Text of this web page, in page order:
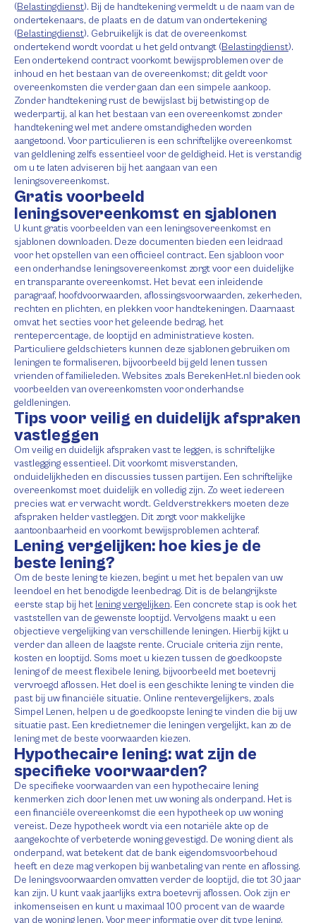
(Belastingdienst). Bij de handtekening vermeldt u de naam van de
ondertekenaars, de plaats en de datum van ondertekening
(Belastingdienst). Gebruikelijk is dat de overeenkomst
ondertekend wordt voordat u het geld ontvangt (Belastingdienst).
Een ondertekend contract voorkomt bewijsproblemen over de
inhoud en het bestaan van de overeenkomst; dit geldt voor
overeenkomsten die verder gaan dan een simpele aankoop.
Zonder handtekening rust de bewijslast bij betwisting op de
wederpartij, al kan het bestaan van een overeenkomst zonder
handtekening wel met andere omstandigheden worden
aangetoond. Voor particulieren is een schriftelijke overeenkomst
van geldlening zelfs essentieel voor de geldigheid. Het is verstandig
om u te laten adviseren bij het aangaan van een
leningsovereenkomst.
Gratis voorbeeld
leningsovereenkomst en sjablonen
U kunt gratis voorbeelden van een leningsovereenkomst en
sjablonen downloaden. Deze documenten bieden een leidraad
voor het opstellen van een officieel contract. Een sjabloon voor
een onderhandse leningsovereenkomst zorgt voor een duidelijke
en transparante overeenkomst. Het bevat een inleidende
paragraaf, hoofdvoorwaarden, aflossingsvoorwaarden, zekerheden,
rechten en plichten, en plekken voor handtekeningen. Daarnaast
omvat het secties voor het geleende bedrag, het
rentepercentage, de looptijd en administratieve kosten.
Particuliere geldschieters kunnen deze sjablonen gebruiken om
leningen te formaliseren, bijvoorbeeld bij geld lenen tussen
vrienden of familieleden. Websites zoals BerekenHet.nl bieden ook
voorbeelden van overeenkomsten voor onderhandse
geldleningen.
Tips voor veilig en duidelijk afspraken
vastleggen
Om veilig en duidelijk afspraken vast te leggen, is schriftelijke
vastlegging essentieel. Dit voorkomt misverstanden,
onduidelijkheden en discussies tussen partijen. Een schriftelijke
overeenkomst moet duidelijk en volledig zijn. Zo weet iedereen
precies wat er verwacht wordt. Geldverstrekkers moeten deze
afspraken helder vastleggen. Dit zorgt voor makkelijke
aantoonbaarheid en voorkomt bewijsproblemen achteraf.
Lening vergelijken: hoe kies je de
beste lening?
Om de beste lening te kiezen, begint u met het bepalen van uw
leendoel en het benodigde leenbedrag. Dit is de belangrijkste
eerste stap bij het lening vergelijken. Een concrete stap is ook het
vaststellen van de gewenste looptijd. Vervolgens maakt u een
objectieve vergelijking van verschillende leningen. Hierbij kijkt u
verder dan alleen de laagste rente. Cruciale criteria zijn rente,
kosten en looptijd. Soms moet u kiezen tussen de goedkoopste
lening of de meest flexibele lening, bijvoorbeeld met boetevrij
vervroegd aflossen. Het doel is een geschikte lening te vinden die
past bij uw financiële situatie. Online rentevergelijkers, zoals
Simpel Lenen, helpen u de goedkoopste lening te vinden die bij uw
situatie past. Een kredietnemer die leningen vergelijkt, kan zo de
lening met de beste voorwaarden kiezen.
Hypothecaire lening: wat zijn de
specifieke voorwaarden?
De specifieke voorwaarden van een hypothecaire lening
kenmerken zich door lenen met uw woning als onderpand. Het is
een financiële overeenkomst die een hypotheek op uw woning
vereist. Deze hypotheek wordt via een notariële akte op de
aangekochte of verbeterde woning gevestigd. De woning dient als
onderpand, wat betekent dat de bank eigendomsvoorbehoud
heeft en deze mag verkopen bij wanbetaling van rente en aflossing.
De leningsvoorwaarden omvatten verder de looptijd, die tot 30 jaar
kan zijn. U kunt vaak jaarlijks extra boetevrij aflossen. Ook zijn er
inkomenseisen en kunt u maximaal 100 procent van de waarde
van de woning lenen. Voor meer informatie over dit type lening,